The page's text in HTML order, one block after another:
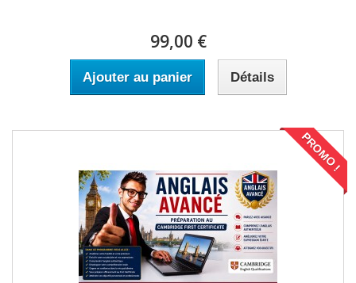
99,00 €
Ajouter au panier Détails
PROMO !